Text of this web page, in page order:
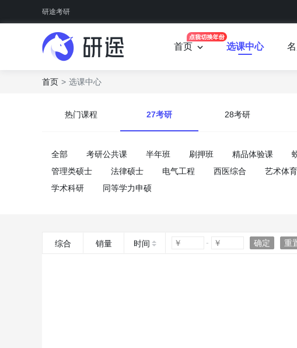
研途考研
首页 选课中心
首页 选课中心
热门课程 27考研 28考研
全部 考研公共课 半年班 刷押班 精品体验课
管理类硕士
法律硕士 电气工程 西医综合 艺术体育
学术科研
同等学力申硕
综合 销量 时间 确定 重